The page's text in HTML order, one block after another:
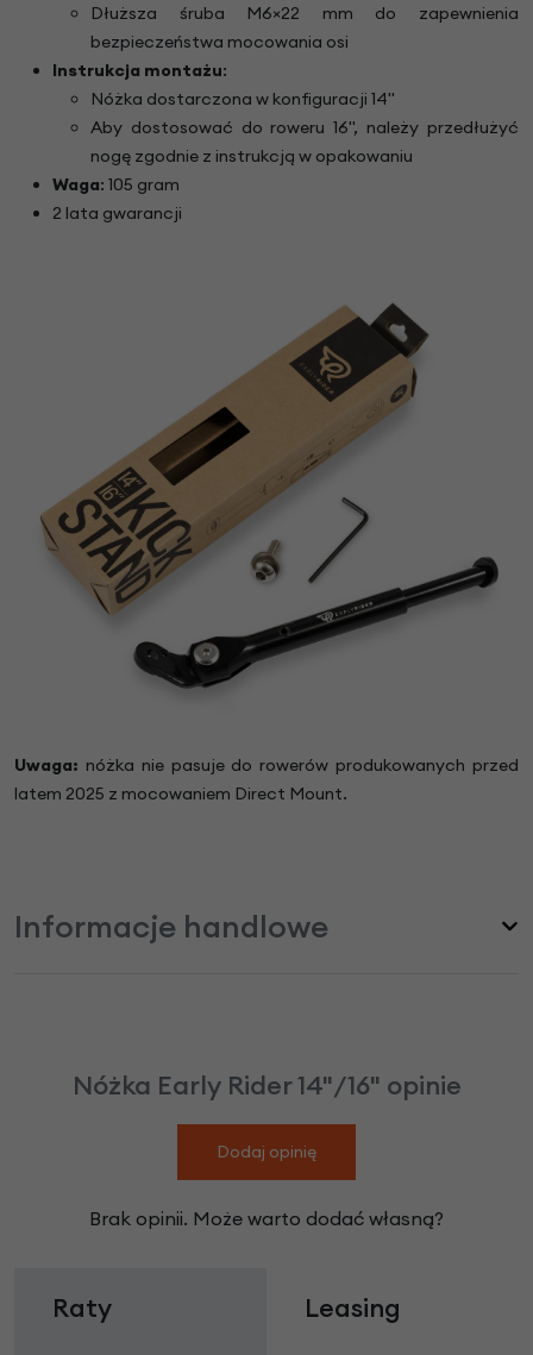
Dłuższa śruba M6×22 mm do zapewnienia
bezpieczeństwa mocowania osi
Instrukcja montażu:
Nóżka dostarczona w konfiguracji 14"
Aby dostosować do roweru 16", należy przedłużyć
nogę zgodnie z instrukcją w opakowaniu
Waga: 105 gram
2 lata gwarancji
Uwaga: nóżka nie pasuje do rowerów produkowanych przed
latem 2025 z mocowaniem Direct Mount.
Informacje handlowe
Nóżka Early Rider 14"/16" opinie
Dodaj opinię
Brak opinii. Może warto dodać własną?
Raty Leasing